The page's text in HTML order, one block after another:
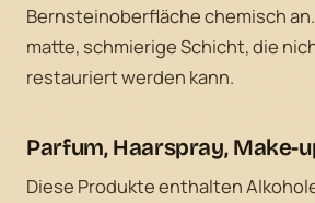
Bernsteinoberfläche chemisch
matte, schmierige Schicht, die
restauriert werden kann.
Parfum, Haarspray, Make-
Diese Produkte enthalten